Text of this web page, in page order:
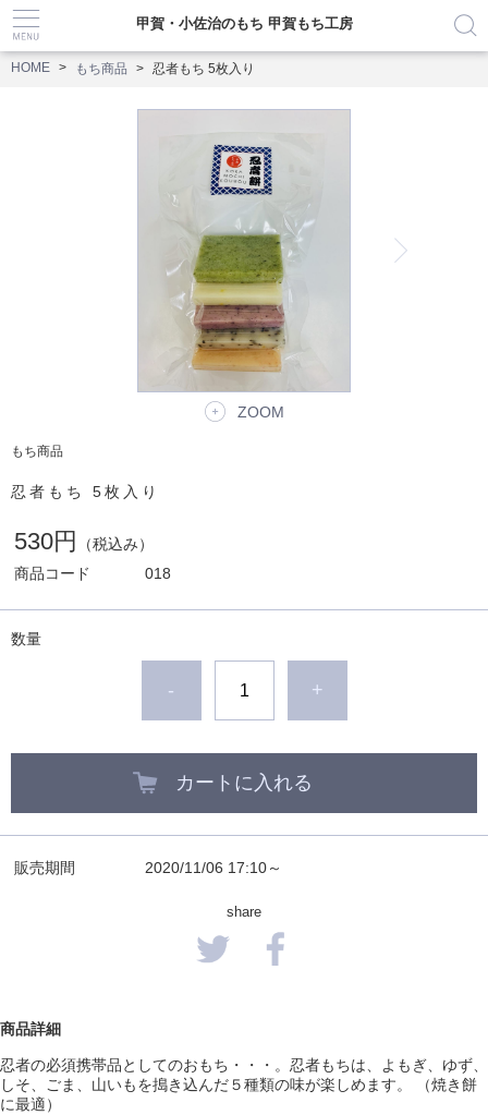
甲賀・小佐治のもち 甲賀もち工房
HOME もち商品 忍者もち 5枚入り
ZOOM
もち商品
忍者もち 5枚入り
530円
（税込み）
商品コード
018
数量
- +
カートに入れる
販売期間 2020/11/06 17:10～
share
商品詳細
忍者の必須携帯品としてのおもち・・・。忍者もちは、よもぎ、ゆず、
しそ、ごま、山いもを搗き込んだ５種類の味が楽しめます。 （焼き餅
に最適）